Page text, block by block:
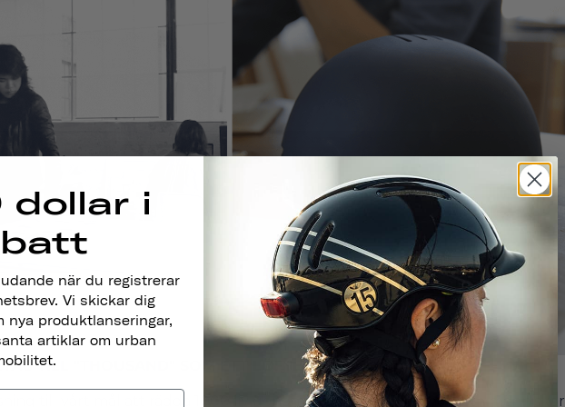
TILL "THOUSAND" SOM ETT .
till vårt mål att rädda 1000 liv genom att tillverka hjälmar som människor
dollar i
när du registrerar
Vi skickar dig
nya produktlanseringar,
artiklar om urban